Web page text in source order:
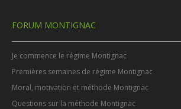
FORUM MONTIGNAC
Je commence le régime Montignac
Premières semaines de régime Montignac
Moral, motivation et méthode Montignac
Questions sur la méthode Montignac